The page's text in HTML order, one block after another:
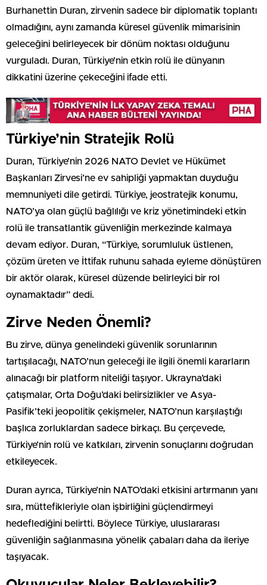
Burhanettin Duran, zirvenin sadece bir diplomatik toplantı
olmadığını, aynı zamanda küresel güvenlik mimarisinin
geleceğini belirleyecek bir dönüm noktası olduğunu
vurguladı. Duran, Türkiye’nin etkin rolü ile dünyanın
dikkatini üzerine çekeceğini ifade etti.
Türkiye’nin Stratejik Rolü
Duran, Türkiye’nin 2026 NATO Devlet ve Hükümet
Başkanları Zirvesi’ne ev sahipliği yapmaktan duyduğu
memnuniyeti dile getirdi. Türkiye, jeostratejik konumu,
NATO’ya olan güçlü bağlılığı ve kriz yönetimindeki etkin
rolü ile transatlantik güvenliğin merkezinde kalmaya
devam ediyor. Duran, “Türkiye, sorumluluk üstlenen,
çözüm üreten ve İttifak ruhunu sahada eyleme dönüştüren
bir aktör olarak, küresel düzende belirleyici bir rol
oynamaktadır” dedi.
Zirve Neden Önemli?
Bu zirve, dünya genelindeki güvenlik sorunlarının
tartışılacağı, NATO’nun geleceği ile ilgili önemli kararların
alınacağı bir platform niteliği taşıyor. Ukrayna’daki
çatışmalar, Orta Doğu’daki belirsizlikler ve Asya-
Pasifik’teki jeopolitik çekişmeler, NATO’nun karşılaştığı
başlıca zorluklardan sadece birkaçı. Bu çerçevede,
Türkiye’nin rolü ve katkıları, zirvenin sonuçlarını doğrudan
etkileyecek.
Duran ayrıca, Türkiye’nin NATO’daki etkisini artırmanın yanı
sıra, müttefikleriyle olan işbirliğini güçlendirmeyi
hedeflediğini belirtti. Böylece Türkiye, uluslararası
güvenliğin sağlanmasına yönelik çabaları daha da ileriye
taşıyacak.